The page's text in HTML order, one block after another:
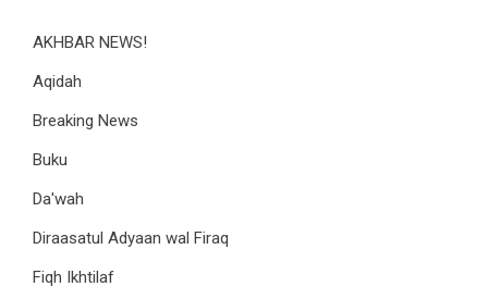
AKHBAR NEWS!
Aqidah
Breaking News
Buku
Da'wah
Diraasatul Adyaan wal Firaq
Fiqh Ikhtilaf